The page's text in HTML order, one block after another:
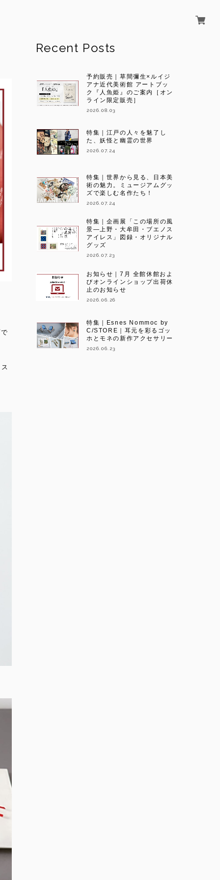
Recent Posts
予約販売｜草間彌生×ルイジ
アナ近代美術館 アートブッ
ク『人魚姫』のご案内［オン
ライン限定販売］
2026.08.03
特集｜江戸の人々を魅了し
た、妖怪と幽霊の世界
2026.07.24
特集｜世界から見る、日本美
術の魅力。ミュージアムグッ
ズで楽しむ名作たち！
2026.07.24
特集｜企画展「この場所の風
景―上野・大牟田・ブエノス
アイレス」図録・オリジナル
グッズ
2026.07.23
お知らせ｜7月 全館休館およ
びオンラインショップ出荷休
止のお知らせ
2026.06.26
特集｜Esnes Nommoc by
C/STORE｜耳元を彩るゴッ
ホとモネの新作アクセサリー
2026.06.23